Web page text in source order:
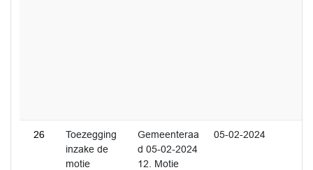
26
Toezegging
inzake de
motie
Gemeenteraa
d 05-02-2024
12. Motie
05-02-2024